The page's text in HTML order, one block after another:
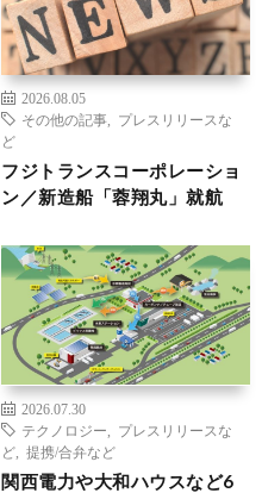
2026.08.05
その他の記事
プレスリリースな
ど
フジトランスコーポレーショ
ン／新造船「蓉翔丸」就航
2026.07.30
テクノロジー
プレスリリースな
ど
提携/合弁など
関西電力や大和ハウスなど6